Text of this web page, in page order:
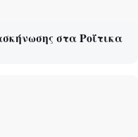
στα Ροΐτικα